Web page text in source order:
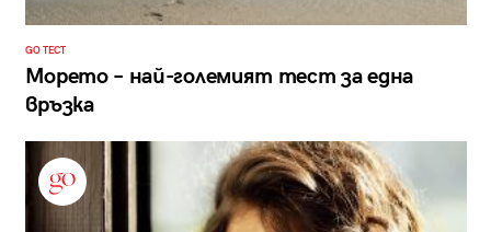
GO ТЕСТ
Морето – най-големият тест за една
връзка